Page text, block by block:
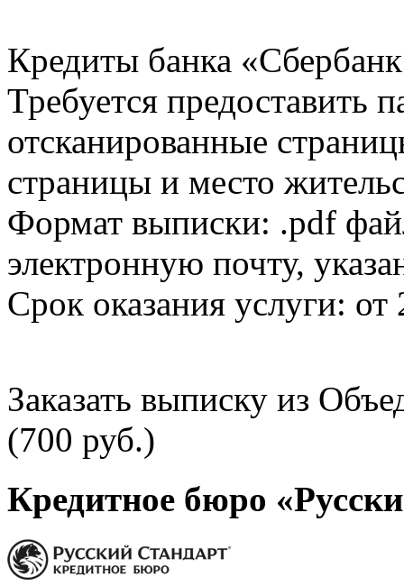
Кредиты банка
Требуется предоставить
отсканированные
страницы и место
Формат выписки: .pdf
электронную почту,
Срок оказания услуги: от
Заказать выписку из
(700 руб.)
Кредитное бюро